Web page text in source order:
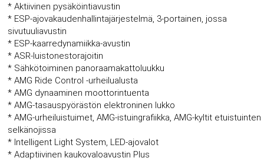
* Aktiivinen pysäköintiavustin
* ESP-ajovakaudenhallintajärjestelmä, 3-portainen, jossa
sivutuuliavustin
* ESP-kaarredynamiikka-avustin
* ASR-luistonestorajoitin
* Sähkötoiminen panoraamakattoluukku
* AMG Ride Control -urheilualusta
* AMG dynaaminen moottorintuenta
* AMG-tasauspyörästön elektroninen lukko
* AMG-urheiluistuimet, AMG-istuingrafiikka, AMG-kyltit etuistuinten
selkänojissa
* Intelligent Light System, LED-ajovalot
* Adaptiivinen kaukovaloavustin Plus